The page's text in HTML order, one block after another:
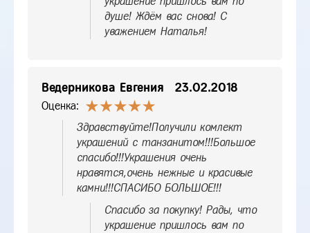
душе! Ждём вас снова! С
уважением Наталья!
Ведерникова Евгения 23.02.2018
Оценка:
Здравствуйте!Получили комлект
украшений с танзанитом!!!Большое
спасибо!!!Украшения очень
нравятся,очень нежные и красивые
камни!!!СПАСИБО БОЛЬШОЕ!!!
Спасибо за покупку! Рады, что
украшение пришлось вам по